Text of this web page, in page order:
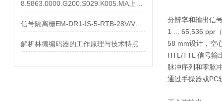
解析林德编码器的工作原理与技术特点
分辨率和输出信
1 ... 65,536 ppr
58 mm设计，空
HTL/TTL 信号输
脉冲序列和零脉
通过手操器或PC